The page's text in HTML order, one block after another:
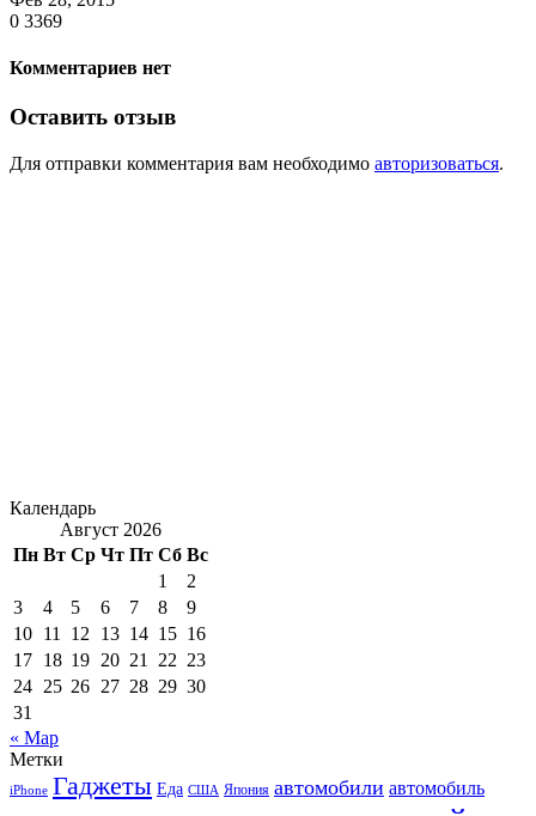
0 3369
Комментариев нет
Оставить отзыв
Для отправки комментария вам необходимо авторизоваться.
Календарь
Август 2026
Пн Вт Ср Чт Пт Сб Вс
1
2
3
4 5 6 7 8
9
10 11 12 13 14 15 16
17 18 19 20 21 22 23
24 25 26 27 28 29 30
31
« Мар
Метки
iPhone Гаджеты Еда США Япония автомобили автомобиль